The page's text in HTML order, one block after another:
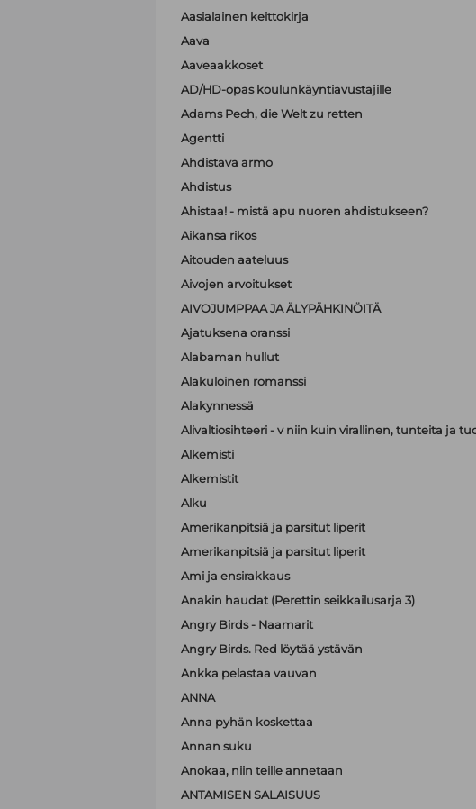
Aasialainen keittokirja
Aava
Aaveaakkoset
AD/HD-opas koulunkäyntiavustajille
Adams Pech, die Welt zu retten
Agentti
Ahdistava armo
Ahdistus
Ahistaa! - mistä apu nuoren ahdistukseen?
Aikansa rikos
Aitouden aateluus
Aivojen arvoitukset
AIVOJUMPPAA JA ÄLYPÄHKINÖITÄ
Ajatuksena oranssi
Alabaman hullut
Alakuloinen romanssi
Alakynnessä
Alivaltiosihteeri - v niin kuin virallinen, tunteita ja
Alkemisti
Alkemistit
Alku
Amerikanpitsiä ja parsitut liperit
Amerikanpitsiä ja parsitut liperit
Ami ja ensirakkaus
Anakin haudat (Perettin seikkailusarja 3)
Angry Birds - Naamarit
Angry Birds. Red löytää ystävän
Ankka pelastaa vauvan
ANNA
Anna pyhän koskettaa
Annan suku
Anokaa, niin teille annetaan
ANTAMISEN SALAISUUS